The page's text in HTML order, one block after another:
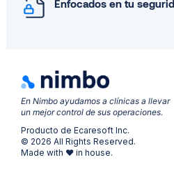
Enfocados en tu
En Nimbo ayudamos a clínicas a llevar
un mejor control de sus operaciones.
Producto de Ecaresoft Inc.
© 2026 All Rights Reserved.
Made with ❤ in house.